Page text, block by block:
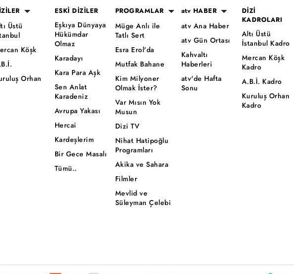
Reddet
Üstü
Köşk
Orhan
ESKİ DİZİLER
Eşkıya Dünyaya
Hükümdar
Olmaz
Karadayı
Kara Para Aşk
Sen Anlat
Karadeniz
Avrupa Yakası
Hercai
Kardeşlerim
Bir Gece Masalı
Tümü..
PROGRAMLAR
Müge Anlı ile
Tatlı Sert
Esra Erol'da
Mutfak Bahane
Kim Milyoner
Olmak İster?
Var Mısın Yok
Musun
Dizi TV
Nihat Hatipoğlu
Programları
Akika ve Sahara
Filmler
Mevlid ve
Süleyman Çelebi
atv HABER
atv Ana Haber
atv Gün Ortası
Kahvaltı
Haberleri
atv'de Hafta
Sonu
DİZİ
KADROLARI
Altı Üstü
İstanbul Kadro
Mercan Köşk
Kadro
A.B.İ. Kadro
Kuruluş Orhan
Kadro